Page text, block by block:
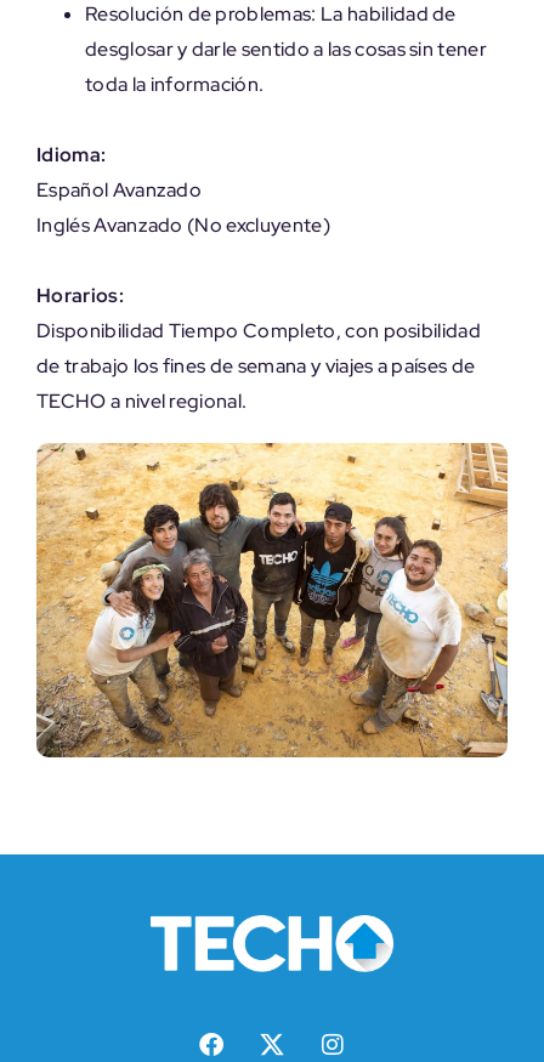
Resolución de problemas: La habilidad de
desglosar y darle sentido a las cosas sin tener
toda la información.
Idioma:
Español Avanzado
Inglés Avanzado (No excluyente)
Horarios:
Disponibilidad Tiempo Completo, con posibilidad
de trabajo los fines de semana y viajes a países de
TECHO a nivel regional.